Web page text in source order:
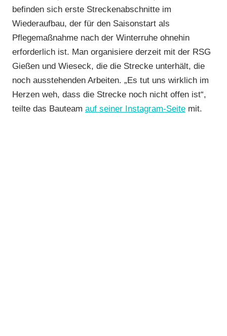
befinden sich erste Streckenabschnitte im
Wiederaufbau, der für den Saisonstart als
Pflegemaßnahme nach der Winterruhe ohnehin
erforderlich ist. Man organisiere derzeit mit der RSG
Gießen und Wieseck, die die Strecke unterhält, die
noch ausstehenden Arbeiten. „Es tut uns wirklich im
Herzen weh, dass die Strecke noch nicht offen ist“,
teilte das Bauteam auf seiner Instagram-Seite mit.